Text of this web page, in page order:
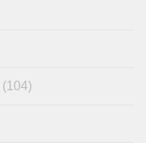
(104)